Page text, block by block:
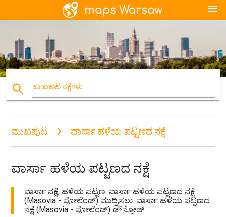
menu
search ಹುಡುಕಾಟ ನಕ್ಷೆಗಳು
ಮುಖಪುಟ ವಾರ್ಸಾ ಹಳೆಯ ಪಟ್ಟಣದ ನಕ್ಷೆ
ವಾರ್ಸಾ ಹಳೆಯ ಪಟ್ಟಣದ ನಕ್ಷೆ
ವಾರ್ಸಾ ನಕ್ಷೆ, ಹಳೆಯ ಪಟ್ಟಣ. ವಾರ್ಸಾ ಹಳೆಯ ಪಟ್ಟಣದ ನಕ್ಷೆ
(Masovia - ಪೋಲೆಂಡ್) ಮುದ್ರಿಸಲು. ವಾರ್ಸಾ ಹಳೆಯ ಪಟ್ಟಣದ
ನಕ್ಷೆ (Masovia - ಪೋಲೆಂಡ್) ಡೌನ್ಲೋಡ್.